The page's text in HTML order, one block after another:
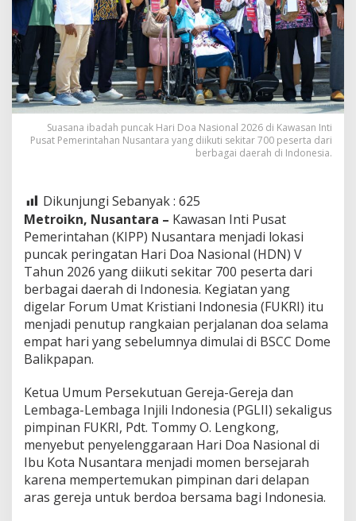
Suasana ibadah puncak Hari Doa Nasional 2026 di Kawasan Inti
Pusat Pemerintahan Nusantara yang diikuti sekitar 700 peserta dari
berbagai daerah di Indonesia.
Dikunjungi Sebanyak : 625
Metroikn, Nusantara – Kawasan Inti Pusat
Pemerintahan (KIPP) Nusantara menjadi lokasi
puncak peringatan Hari Doa Nasional (HDN) V
Tahun 2026 yang diikuti sekitar 700 peserta dari
berbagai daerah di Indonesia. Kegiatan yang
digelar Forum Umat Kristiani Indonesia (FUKRI) itu
menjadi penutup rangkaian perjalanan doa selama
empat hari yang sebelumnya dimulai di BSCC Dome
Balikpapan.
Ketua Umum Persekutuan Gereja-Gereja dan
Lembaga-Lembaga Injili Indonesia (PGLII) sekaligus
pimpinan FUKRI, Pdt. Tommy O. Lengkong,
menyebut penyelenggaraan Hari Doa Nasional di
Ibu Kota Nusantara menjadi momen bersejarah
karena mempertemukan pimpinan dari delapan
aras gereja untuk berdoa bersama bagi Indonesia.